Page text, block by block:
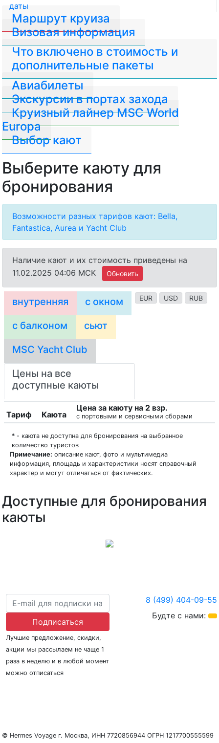
даты
Маршрут круиза
Визовая информация
Авиабилеты
Что включено в стоимость и
дополнительные пакеты
Экскурсии в портах захода
Круизный лайнер MSC World
Europa
Выбор кают
Выберите каюту для
бронирования
Возможности разных тарифов кают: Bella,
Fantastica, Aurea и Yacht Club
Наличие кают и их стоимость приведены на
11.02.2025 04:06 MCK
Обновить
EUR USD RUB
внутренняя с окном
с балконом сьют
MSC Yacht Club
Цены на все
доступные каюты
Тариф Каюта
Цена за каюту на 2 взр.
с портовыми и сервисными сборами
* - каюта не доступна для бронирования на выбранное
количество туристов
Примечание: описание кают, фото и мультимедиа
информация, площадь и характеристики носят справочный
характер и могут отличаться от фактических.
Доступные для бронирования
каюты
© Hermes Voyage г. Москва, ИНН 7720856944 ОГРН 1217700555599
Подписаться
Лучшие предложение, скидки,
акции мы рассылаем не чаще 1
раза в неделю и в любой момент
можно отписаться
8 (499) 404-09-55
Будте с нами: